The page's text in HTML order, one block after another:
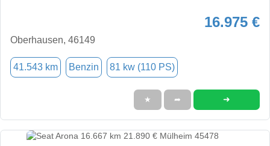
16.975 €
Oberhausen, 46149
41.543 km Benzin 81 kw (110 PS)
★ ➦ ➜